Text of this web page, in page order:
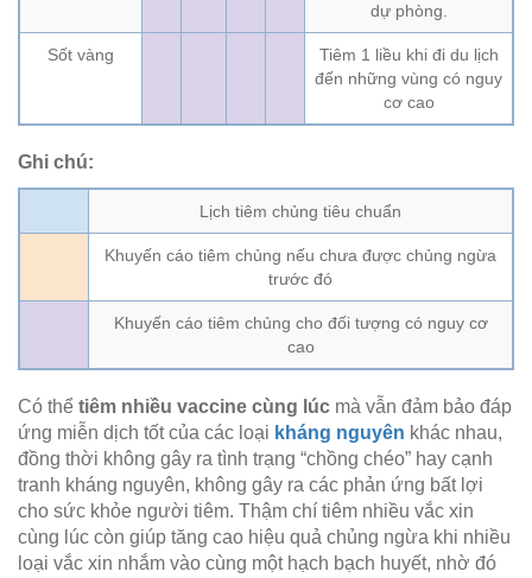
dự phòng.
Sốt vàng
Tiêm 1 liều khi đi du lịch
đến những vùng có nguy
cơ cao
Ghi chú:
Lịch tiêm chủng tiêu chuẩn
Khuyến cáo tiêm chủng nếu chưa được chủng ngừa
trước đó
Khuyến cáo tiêm chủng cho đối tượng có nguy cơ
cao
Có thể tiêm nhiều vaccine cùng lúc mà vẫn đảm bảo đáp
ứng miễn dịch tốt của các loại kháng nguyên khác nhau,
đồng thời không gây ra tình trạng “chồng chéo” hay cạnh
tranh kháng nguyên, không gây ra các phản ứng bất lợi
cho sức khỏe người tiêm. Thậm chí tiêm nhiều vắc xin
cùng lúc còn giúp tăng cao hiệu quả chủng ngừa khi nhiều
loại vắc xin nhắm vào cùng một hạch bạch huyết, nhờ đó